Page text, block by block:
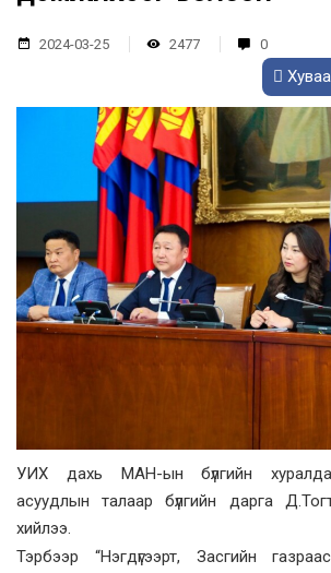
2024-03-25 2477 0
УИХ дахь МАН-ын бүлгийн
асуудлын талаар бүлгийн дарга
хийлээ.
Тэрбээр “Нэгдүгээрт, Засгийн